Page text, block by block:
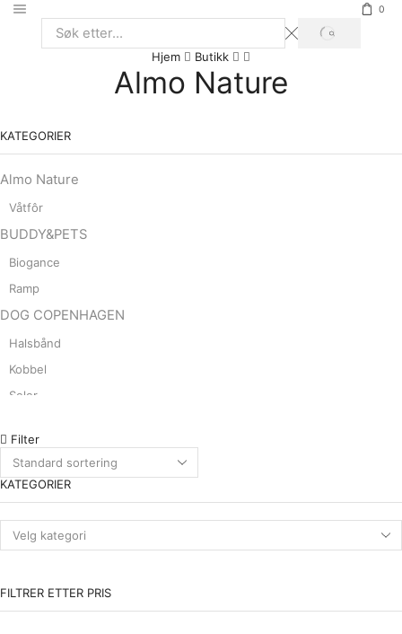
0
Search
SØK
Hjem Butikk
Almo Nature
Filter
KATEGORIER
FILTRER ETTER PRIS
KATEGORIER
Almo Nature
Våtfôr
BUDDY&PETS
Biogance
Ramp
DOG COPENHAGEN
Halsbånd
Kobbel
Seler
Tilbehør
FLAMINGO
Gobiter
LITTER PEARLS
Dekken & Klær
Halsbånd